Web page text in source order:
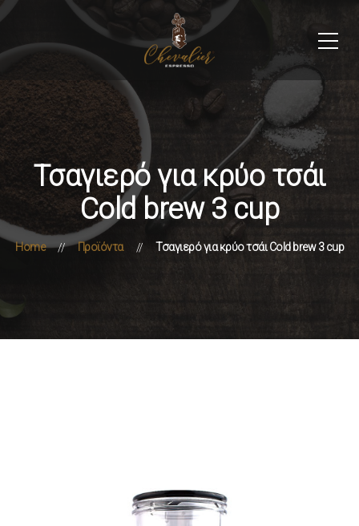
Τσαγιερό για κρύο τσάι
Cold brew 3 cup
Home Προϊόντα Τσαγιερό για κρύο τσάι Cold brew 3 cup